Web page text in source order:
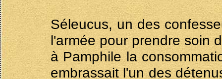
Séleucus, un des
l'armée pour prendre soin
à Pamphile la
embrassait l'un des